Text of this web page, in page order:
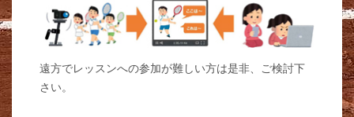
遠方でレッスンへの参加が難しい方は是非、ご検討下
さい。